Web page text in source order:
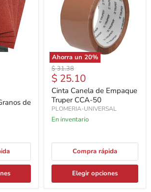
de
Ahorra un 20%
Precio
original
$ 31.38
Precio
actual
$ 25.10
Cinta Canela de Empaque
Truper CCA-50
PLOMERIA-UNIVERSAL
En inventario
Compra rápida
Elegir opciones